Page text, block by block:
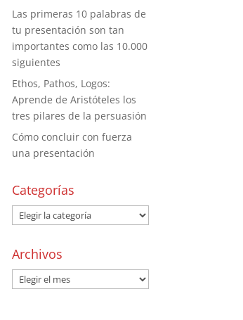
Las primeras 10 palabras de
tu presentación son tan
importantes como las 10.000
siguientes
Ethos, Pathos, Logos:
Aprende de Aristóteles los
tres pilares de la persuasión
Cómo concluir con fuerza
una presentación
Categorías
Archivos